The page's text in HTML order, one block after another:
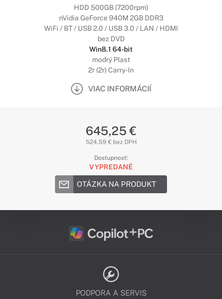
HDD 500GB (7200rpm)
nVidia GeForce 940M 2GB DDR3
WiFi / BT / USB 2.0 / USB 3.0 / LAN / HDMI
bez DVD
Win8.1 64-bit
modrý Plast
2r (2r) Carry-In
VIAC INFORMÁCIÍ
645,25 €
524,59 € bez DPH
Dostupnosť:
VYPREDANÉ
OTÁZKA NA PRODUKT
PODPORA A SERVIS